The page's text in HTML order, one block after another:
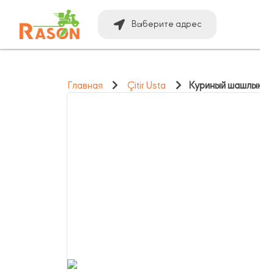
Выберите адрес
Главная Çitir Usta Куриный